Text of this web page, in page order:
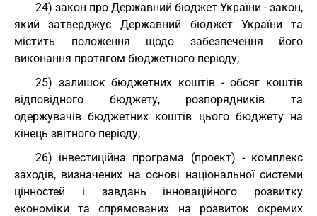
24) закон про Державний бюджет України - закон,
який затверджує Державний бюджет України та
містить положення щодо забезпечення його
виконання протягом бюджетного періоду;
25) залишок бюджетних коштів - обсяг коштів
відповідного бюджету, розпорядників та
одержувачів бюджетних коштів цього бюджету на
кінець звітного періоду;
26) інвестиційна програма (проект) - комплекс
заходів, визначених на основі національної системи
цінностей і завдань інноваційного розвитку
економіки та спрямованих на розвиток окремих